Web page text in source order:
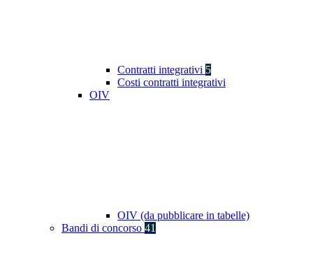
Contratti integrativi 5
Costi contratti integrativi
OIV
OIV (da pubblicare in tabelle)
Bandi di concorso 41